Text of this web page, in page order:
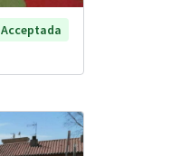
Acceptada